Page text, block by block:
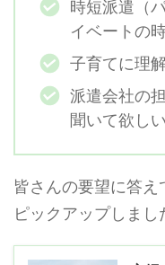
時短派遣（
イベートの
子育てに理
派遣会社の
聞いて欲しい
皆さんの要望に答
ピックアップしまし